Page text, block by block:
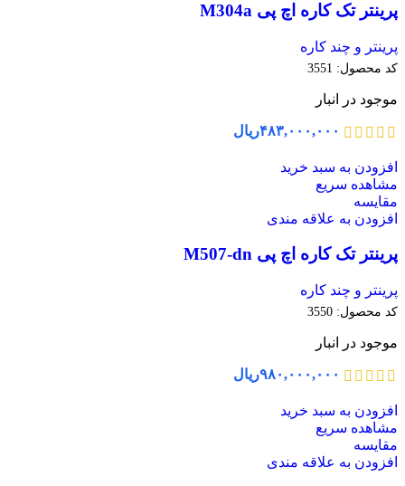
پرینتر تک کاره اچ پی M304a
پرینتر و چند کاره
کد محصول: 3551
موجود در انبار
۴۸۳,۰۰۰,۰۰۰ریال
افزودن به سبد خرید
مشاهده سریع
مقایسه
افزودن به علاقه مندی
پرینتر تک کاره اچ پی M507-dn
پرینتر و چند کاره
کد محصول: 3550
موجود در انبار
۹۸۰,۰۰۰,۰۰۰ریال
افزودن به سبد خرید
مشاهده سریع
مقایسه
افزودن به علاقه مندی